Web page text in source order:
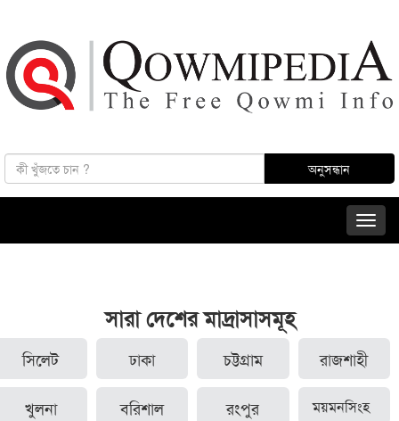
সারা দেশের মাদ্রাসাসমূহ
সিলেট ঢাকা চট্টগ্রাম রাজশাহী
খুলনা বরিশাল রংপুর ময়মনসিংহ